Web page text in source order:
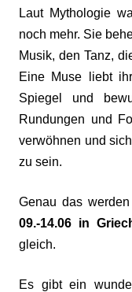
Laut Mythologie
noch mehr. Sie
Musik, den Tanz,
Eine Muse liebt
Spiegel und
Rundungen und
verwöhnen und
zu sein.
Genau das
09.-14.06 in
gleich.
Es gibt ein